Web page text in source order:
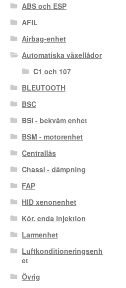
ABS och ESP
AFIL
Airbag-enhet
Automatiska växellådor
C1 och 107
BLEUTOOTH
BSC
BSI - bekväm enhet
BSM - motorenhet
Centrallås
Chassi - dämpning
FAP
HID xenonenhet
Kör. enda injektion
Larmenhet
Luftkonditioneringsenh
et
Övrig